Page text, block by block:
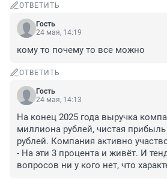
ОТВЕТИТЬ
Гость
24 мая, 14:19
кому то почему то все можно
ОТВЕТИТЬ
Гость
24 мая, 14:13
На конец 2025 года выручка
миллиона рублей, чистая
рублей. Компания активно
- На эти 3 процента и живёт. И
вопросов ни у кого нет, что